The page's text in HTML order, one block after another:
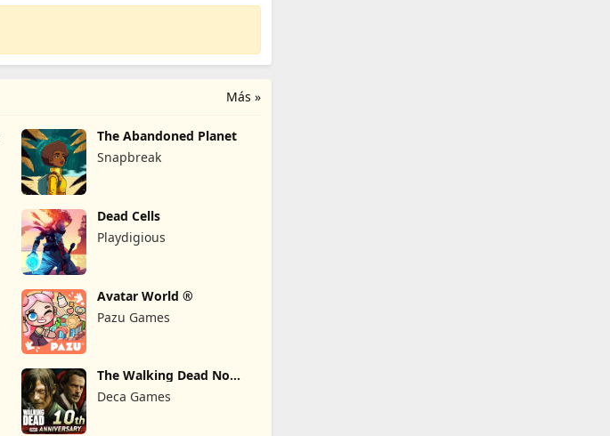
Más »
The Abandoned Planet
Snapbreak
Dead Cells
Playdigious
Avatar World ®
Pazu Games
The Walking Dead No
Man's Land
Deca Games